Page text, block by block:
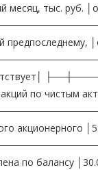
месяц, тыс. руб.
по чистым
акционерного
по балансу